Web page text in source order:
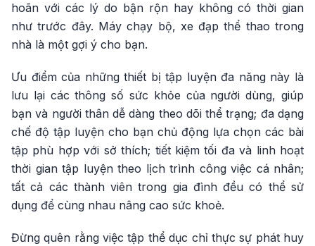
hoãn với các lý do bận rộn hay không có thời gian
như trước đây. Máy chạy bộ, xe đạp thể thao trong
nhà là một gợi ý cho bạn.
Ưu điểm của những thiết bị tập luyện đa năng này là
lưu lại các thông số sức khỏe của người dùng, giúp
bạn và người thân dễ dàng theo dõi thể trạng; đa dạng
chế độ tập luyện cho bạn chủ động lựa chọn các bài
tập phù hợp với sở thích; tiết kiệm tối đa và linh hoạt
thời gian tập luyện theo lịch trình công việc cá nhân;
tất cả các thành viên trong gia đình đều có thể sử
dụng để cùng nhau nâng cao sức khoẻ.
Đừng quên rằng việc tập thể dục chỉ thực sự phát huy